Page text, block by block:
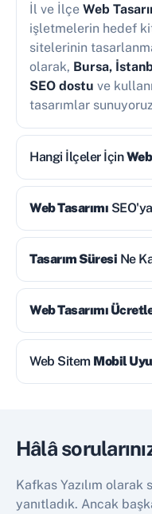
İl ve İlçe Web
işletmelerin hedef
sitelerinin
olarak, Bursa,
SEO dostu ve
tasarımlar
Hangi İlçeler İçin
Web Tasarımı
Tasarım Süresi Ne
Web Tasarımı
Web Sitem Mobil
Hâlâ
Kafkas Yazılım olarak
yanıtladık. Ancak